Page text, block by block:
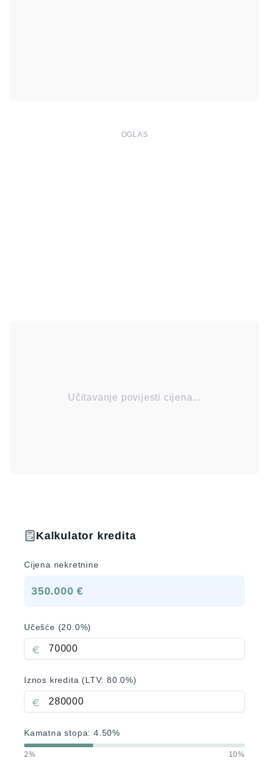
OGLAS
Učitavanje povijesti cijena...
Kalkulator kredita
Cijena nekretnine
350.000 €
Učešće (20.0%)
Iznos kredita (LTV:80.0%)
Kamatna stopa:4.50%
2% 10%